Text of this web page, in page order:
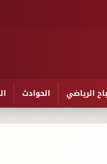
الرياضي الحوادث